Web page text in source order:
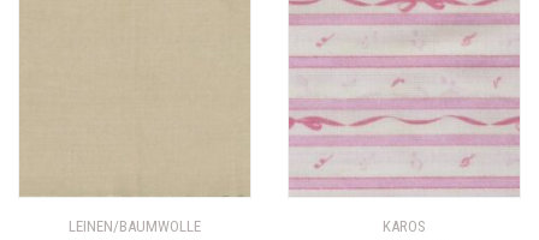
LEINEN/BAUMWOLLE KAROS